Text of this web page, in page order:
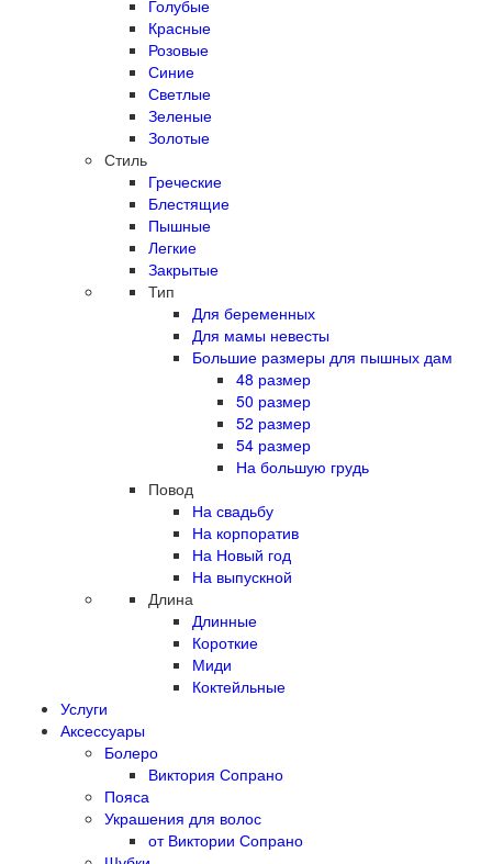
Голубые
Красные
Розовые
Синие
Светлые
Зеленые
Золотые
Стиль
Греческие
Блестящие
Пышные
Легкие
Закрытые
Тип
Для беременных
Для мамы невесты
Большие размеры для пышных дам
48 размер
50 размер
52 размер
54 размер
На большую грудь
Повод
На свадьбу
На корпоратив
На Новый год
На выпускной
Длина
Длинные
Короткие
Миди
Коктейльные
Услуги
Аксессуары
Болеро
Виктория Сопрано
Пояса
Украшения для волос
от Виктории Сопрано